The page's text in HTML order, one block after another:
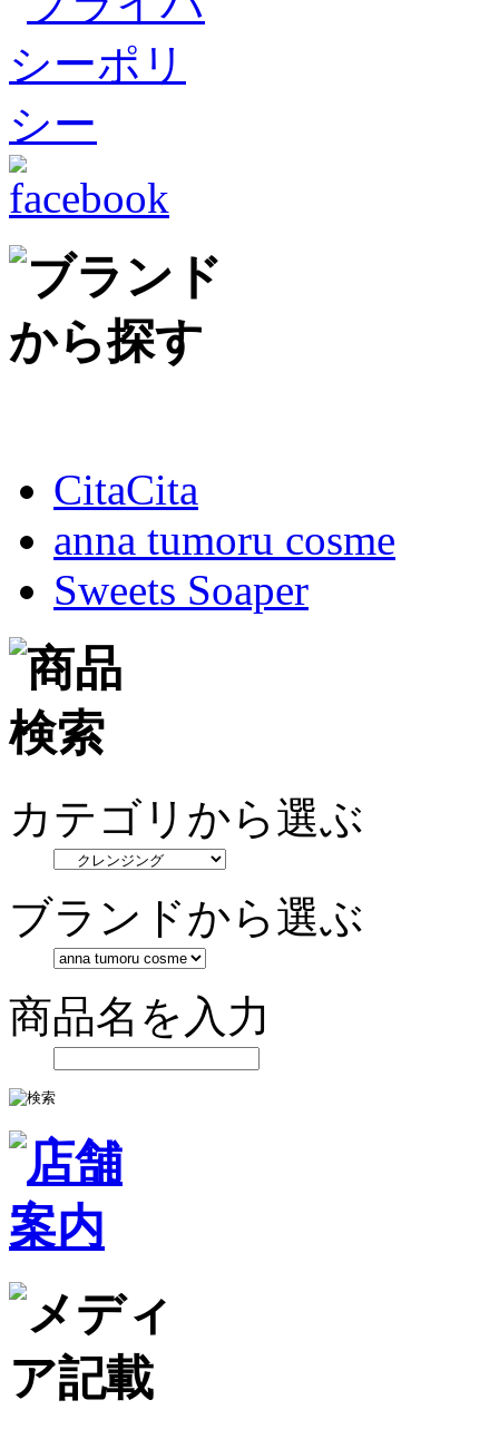
CitaCita
anna tumoru cosme
Sweets Soaper
カテゴリから選ぶ
ブランドから選ぶ
商品名を入力